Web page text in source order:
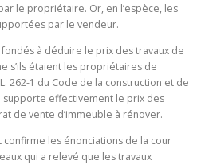
le propriétaire. Or, en l’espèce, les
par le vendeur.
à déduire le prix des travaux de
s’ils étaient les propriétaires de
262-1 du Code de la construction et de
supporte effectivement le prix des
de vente d’immeuble à rénover.
confirme les énonciations de la cour
qui a relevé que les travaux